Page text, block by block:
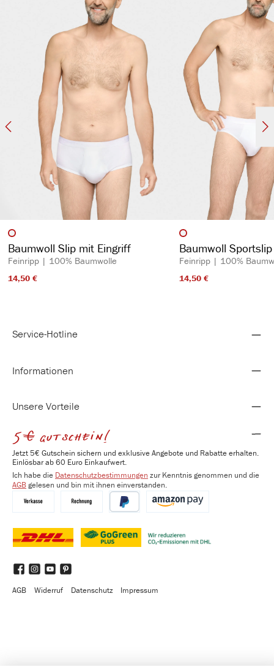
Artikelfarbe
Baumwoll Slip mit Eingriff
Feinripp | 100% Baumwolle
14,50 €​
Artikelfarbe
Baumwoll
Feinripp | 100%
14,50 €​
Service-Hotline
Informationen
Unsere Vorteile
5€ gutschein!
Jetzt 5€ Gutschein sichern und exklusive Angebote und Rabatte erhalten.
Einlösbar ab 60 Euro Einkaufwert.
Ich habe die Datenschutzbestimmungen zur Kenntnis genommen und die
AGBgelesen und bin mit ihnen einverstanden.
FacebookInstagram
YouTubePinterest
AGB
Widerruf Datenschutz Impressum